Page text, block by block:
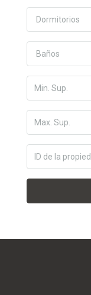
Dormitorios
Baños